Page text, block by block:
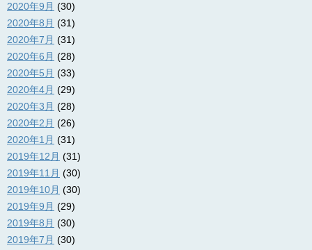
2020年9月 (30)
2020年8月 (31)
2020年7月 (31)
2020年6月 (28)
2020年5月 (33)
2020年4月 (29)
2020年3月 (28)
2020年2月 (26)
2020年1月 (31)
2019年12月 (31)
2019年11月 (30)
2019年10月 (30)
2019年9月 (29)
2019年8月 (30)
2019年7月 (30)